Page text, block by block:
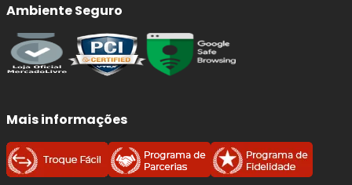
Ambiente Seguro
Mais informações